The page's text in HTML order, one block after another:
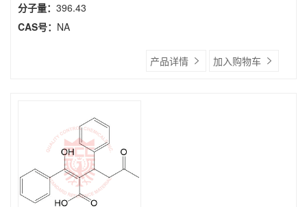
分子量： 396.43
CAS号： NA
产品详情 加入购物车